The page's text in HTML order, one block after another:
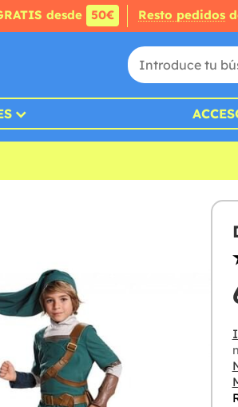
desde 50€ Resto pedidos